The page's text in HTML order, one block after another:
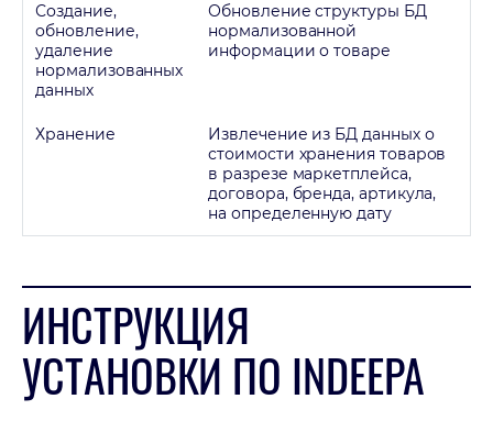
Создание,
обновление,
удаление
нормализованных
данных
Обновление структуры БД
нормализованной
информации о товаре
Хранение
Извлечение из БД данных о
стоимости хранения товаров
в разрезе маркетплейса,
договора, бренда, артикула,
на определенную дату
ИНСТРУКЦИЯ
УСТАНОВКИ ПО INDEEPA